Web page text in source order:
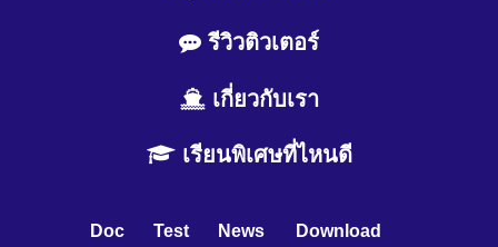
รีวิวติวเตอร์
เกี่ยวกับเรา
เรียนพิเศษที่ไหนดี
Doc Test News Download